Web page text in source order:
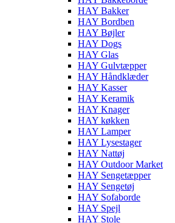
HAY Bakker
HAY Bordben
HAY Bøjler
HAY Dogs
HAY Glas
HAY Gulvtæpper
HAY Håndklæder
HAY Kasser
HAY Keramik
HAY Knager
HAY køkken
HAY Lamper
HAY Lysestager
HAY Nattøj
HAY Outdoor Market
HAY Sengetæpper
HAY Sengetøj
HAY Sofaborde
HAY Spejl
HAY Stole